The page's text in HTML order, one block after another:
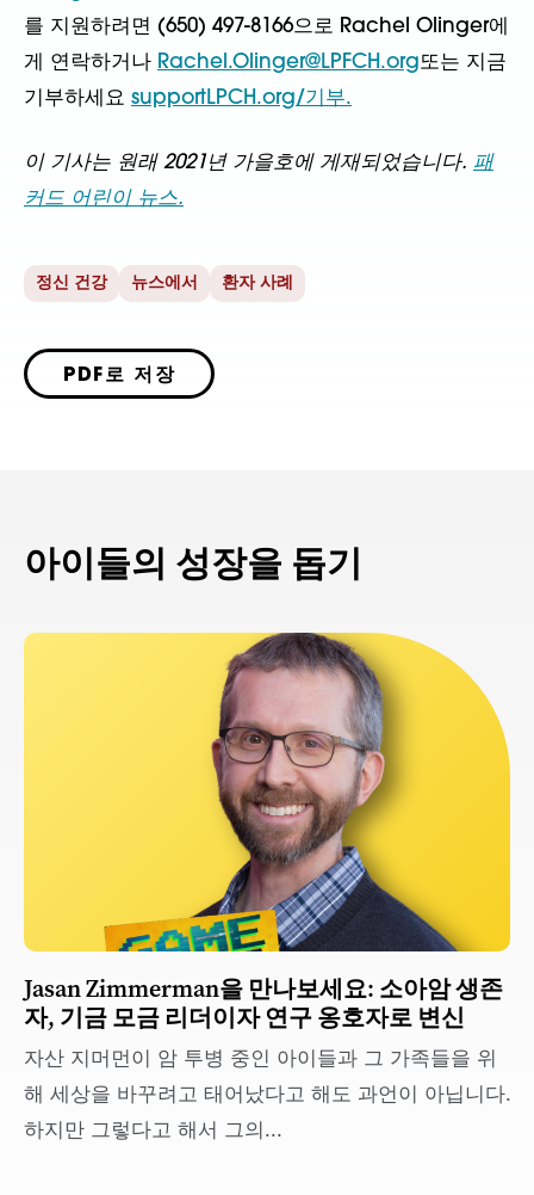
를 지원하려면 (650) 497-8166으로 Rachel Olinger에
게 연락하거나 Rachel.Olinger@LPFCH.org또는 지금
기부하세요 supportLPCH.org/기부.
이 기사는 원래 2021년 가을호에 게재되었습니다. 패
커드 어린이 뉴스.
정신 건강 뉴스에서 환자 사례
PDF로 저장
아이들의 성장을 돕기
Jasan Zimmerman을 만나보세요: 소아암 생존
자, 기금 모금 리더이자 연구 옹호자로 변신
자산 지머먼이 암 투병 중인 아이들과 그 가족들을 위
해 세상을 바꾸려고 태어났다고 해도 과언이 아닙니다.
하지만 그렇다고 해서 그의...